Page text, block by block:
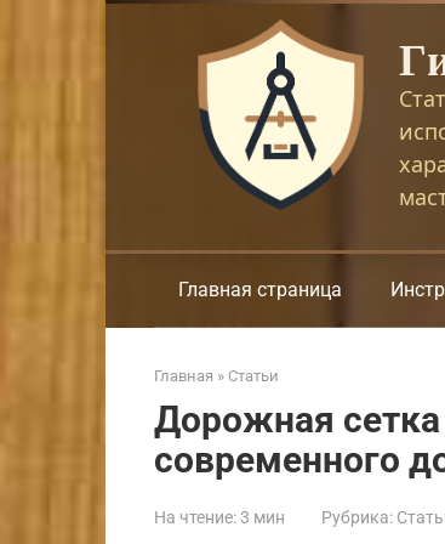
Главная страница
Главная » Статьи
Дорожная
современного
На чтение:3 мин Рубрика: